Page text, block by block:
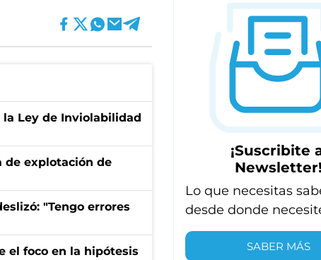
Ley de Inviolabilidad
de explotación de
"Tengo errores
el foco en la hipótesis
¡Suscribite
Newsletter!
Lo que necesitas
desde donde
SABER MÁS